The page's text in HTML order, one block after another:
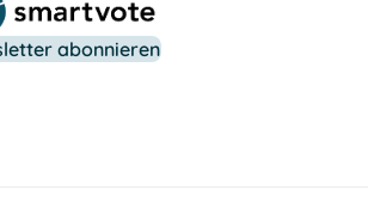
abonnieren